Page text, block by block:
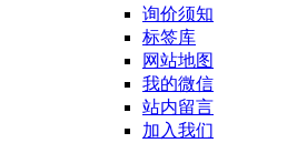
询价须知
标签库
网站地图
我的微信
站内留言
加入我们